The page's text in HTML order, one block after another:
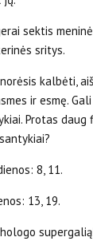
sektis
sritys.
kalbėti,
ir esmę.
Protas
8, 11.
13, 19.